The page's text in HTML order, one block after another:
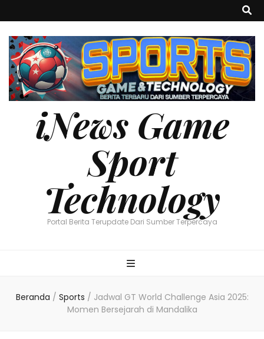
iNews Game
Sport
Technology
Portal Berita Terupdate Dari Sumber Terpercaya
Beranda / Sports / Jadwal GT World Challenge Asia 2025:
Momen Bersejarah di Mandalika